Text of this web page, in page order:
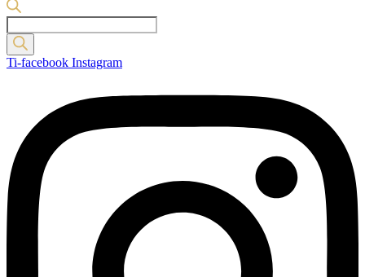
Products
search
Ti-facebook Instagram